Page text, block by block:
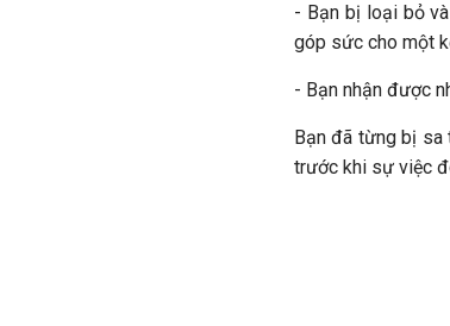
- Bạn bị loại bỏ
góp sức cho một
- Bạn nhận được
Bạn đã từng bị sa
trước khi sự việc